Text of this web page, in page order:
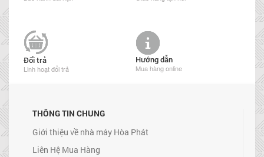
Đổi trả
Linh hoạt đổi trả
Hướng dẫn
Mua hàng online
THÔNG TIN CHUNG
Giới thiệu về nhà máy Hòa Phát
Liên Hệ Mua Hàng